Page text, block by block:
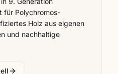
für Polychromos-
Holz aus eigenen
und nachhaltige